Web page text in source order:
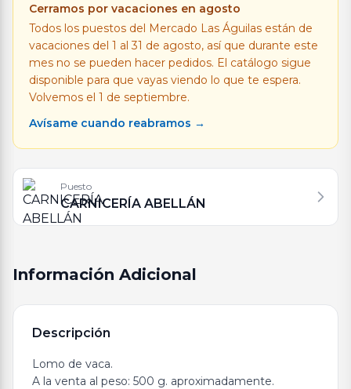
Cerramos por vacaciones en agosto
Todos los puestos del Mercado Las Águilas están de
vacaciones del 1 al 31 de agosto, así que durante este
mes no se pueden hacer pedidos. El catálogo sigue
disponible para que vayas viendo lo que te espera.
Volvemos el 1 de septiembre.
Avísame cuando reabramos →
Puesto
CARNICERÍA ABELLÁN
Información Adicional
Descripción
Lomo de vaca.
A la venta al peso: 500 g. aproximadamente.